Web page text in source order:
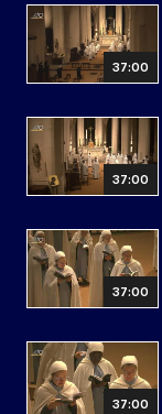
37:00
37:00
37:00
37:00